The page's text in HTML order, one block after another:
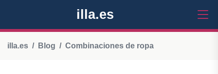
illa.es
illa.es Blog Combinaciones de ropa